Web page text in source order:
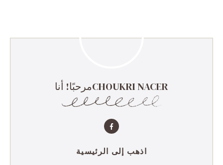
مرحبًا! أناCHOUKRI NACER
اذهب إلى الرئيسية